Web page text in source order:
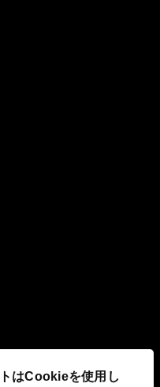
はCookieを使用し